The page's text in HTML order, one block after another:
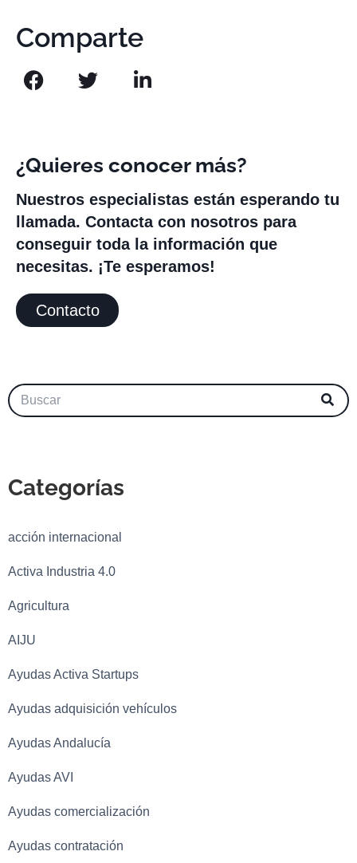
Comparte
¿Quieres conocer más?
Nuestros especialistas están esperando tu
llamada. Contacta con nosotros para
conseguir toda la información que
necesitas. ¡Te esperamos!
Contacto
Categorías
acción internacional
Activa Industria 4.0
Agricultura
AIJU
Ayudas Activa Startups
Ayudas adquisición vehículos
Ayudas Andalucía
Ayudas AVI
Ayudas comercialización
Ayudas contratación